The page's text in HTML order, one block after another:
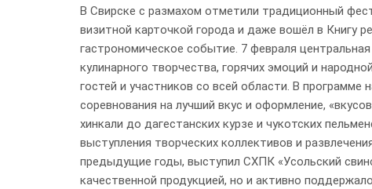
В Свирске с размахом отметили традиционный
визитной карточкой города и даже вошёл в Книгу
гастрономическое событие. 7 февраля
кулинарного творчества, горячих эмоций и
гостей и участников со всей области. В
соревнования на лучший вкус и оформление,
хинкали до дагестанских курзе и чукотских
выступления творческих коллективов и
предыдущие годы, выступил СХПК «Усольский
качественной продукцией, но и активно